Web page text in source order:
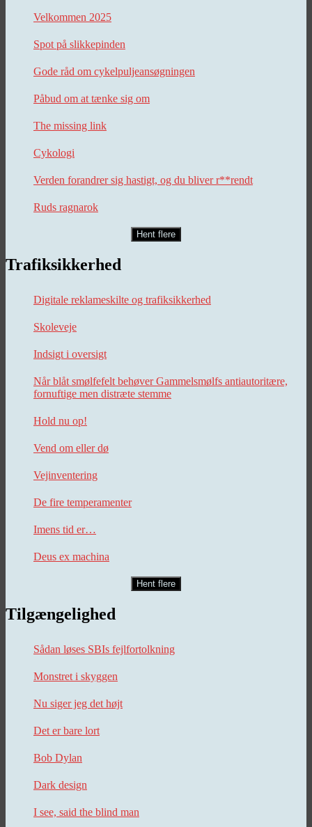
Velkommen 2025
Spot på slikkepinden
Gode råd om cykelpuljeansøgningen
Påbud om at tænke sig om
The missing link
Cykologi
Verden forandrer sig hastigt, og du bliver r**rendt
Ruds ragnarok
Hent flere
Trafiksikkerhed
Digitale reklameskilte og trafiksikkerhed
Skoleveje
Indsigt i oversigt
Når blåt smølfefelt behøver Gammelsmølfs antiautoritære,
fornuftige men distræte stemme
Hold nu op!
Vend om eller dø
Vejinventering
De fire temperamenter
Imens tid er…
Deus ex machina
Hent flere
Tilgængelighed
Sådan løses SBIs fejlfortolkning
Monstret i skyggen
Nu siger jeg det højt
Det er bare lort
Bob Dylan
Dark design
I see, said the blind man